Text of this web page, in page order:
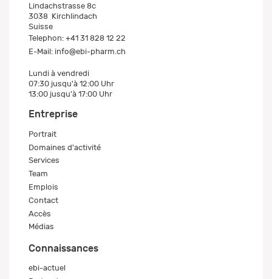
Lindachstrasse 8c
3038 Kirchlindach
Suisse
Telephon: +41 31 828 12 22
E-Mail: info@ebi-pharm.ch
Lundi à vendredi
07:30 jusqu'à 12:00 Uhr
13:00 jusqu'à 17:00 Uhr
Entreprise
Portrait
Domaines d'activité
Services
Team
Emplois
Contact
Accès
Médias
Connaissances
ebi-actuel